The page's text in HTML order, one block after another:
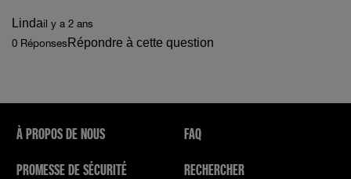
Lindail y a 2 ans
0 Réponses Répondre à cette question
À PROPOS DE NOUS
PROMESSE DE SÉCURITÉ
FAQ
RECHERCHER